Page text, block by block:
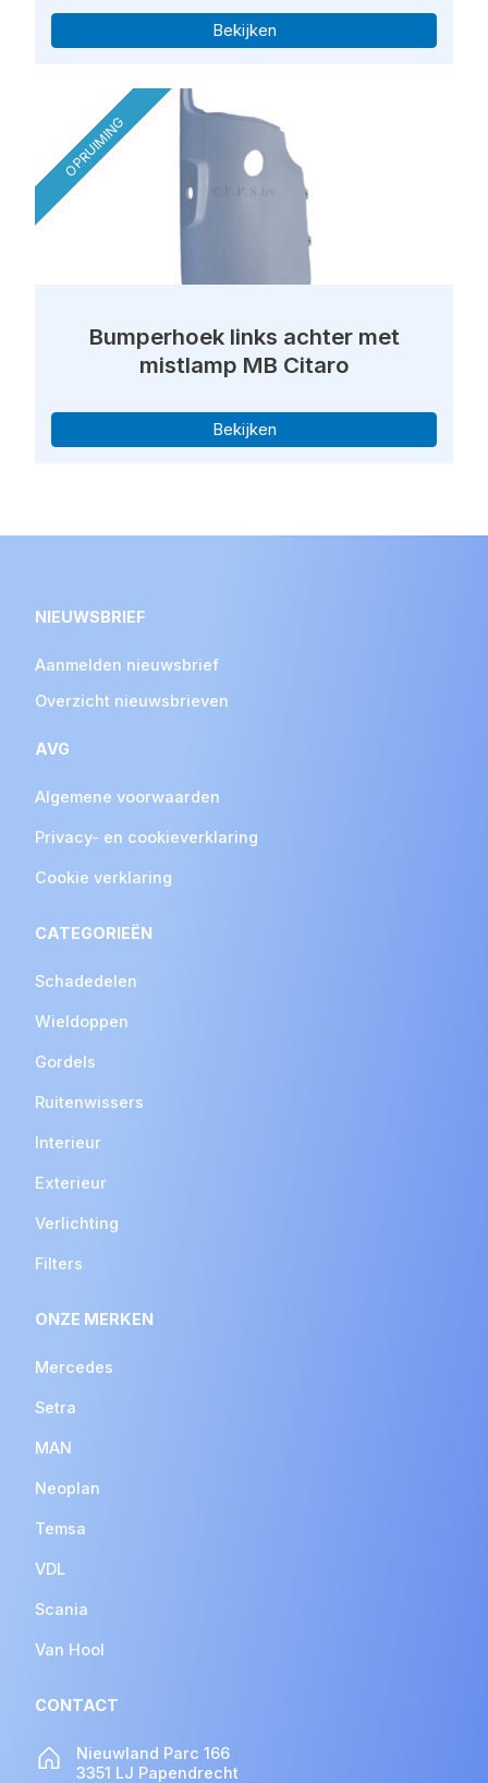
Bekijken
OPRUIMING
Bumperhoek links achter met
mistlamp MB Citaro
Bekijken
NIEUWSBRIEF
Aanmelden nieuwsbrief
Overzicht nieuwsbrieven
AVG
Algemene voorwaarden
Privacy- en cookieverklaring
Cookie verklaring
CATEGORIEËN
Schadedelen
Wieldoppen
Gordels
Ruitenwissers
Interieur
Exterieur
Verlichting
Filters
ONZE MERKEN
Mercedes
Setra
MAN
Neoplan
Temsa
VDL
Scania
Van Hool
CONTACT
Nieuwland Parc 166
3351 LJ Papendrecht